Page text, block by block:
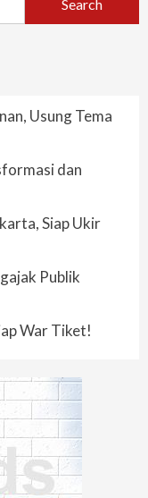
Usung Tema
dan
Siap Ukir
Publik
War Tiket!